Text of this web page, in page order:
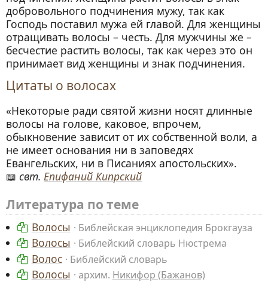
добровольного подчинения мужу, так как
Господь поставил мужа ей главой. Для женщины
отращивать волосы – честь. Для мужчины же –
бесчестие растить волосы, так как через это он
принимает вид женщины и знак подчинения.
Цитаты о волосах
«Некоторые ради святой жизни носят длинные
волосы на голове, каковое, впрочем,
обыкновение зависит от их собственной воли, а
не имеет основания ни в заповедях
Евангельских, ни в Писаниях апостольских».
свт. Епифаний Кипрский
Литература по теме
Волосы Библейская энциклопедия Брокгауза
Волосы Библейский словарь Нюстрема
Волос Библейский словарь
Волосы архим. Никифор (Бажанов)